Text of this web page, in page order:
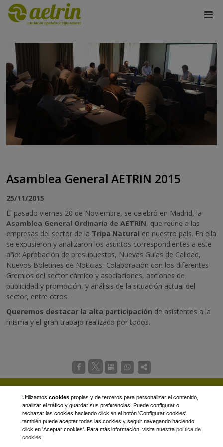
Asamblea General AETRIN 2015
25/11/2015
El pasado viernes 20 de Noviembre, se celebró en Madrid, la
Asamblea General Ordinaria de AETRIN, que reune a las
empresas del sector de la Tripa Natural en nuestro país. En ella
se expusieron y analizaron los asuntos correspondientes a este
año: Aprobación de presupuestos, Nuevas Guías de Calidad,
Nuevos Boletines de Noticias, Colaboración con los diferentes
Gremios del sector cárnico y asociaciones, acciones de
publicidad y promoción, y análisis de la situación actual del
sector, entre otros.
Queremos destacar la alta participación de asistentes a la
misma y el gran trabajo realizado por todos.
Calle Agustin de Betancourt núm. 17, 8º 28003 - MADRID
Utilizamos cookiespropias y de terceros para personalizar el contenido,
analizar el tráfico y guardar sus preferencias. Puede configurar o
rechazar las cookies haciendo click en el botón 'Configurar cookies',
también puede aceptar todas las cookies y seguir navegando haciendo
click en 'Aceptar cookies'. Para más información, visita nuestra política de
cookies